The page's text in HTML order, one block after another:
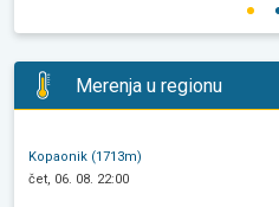
Merenja u regionu
Kopaonik (1713m)
čet, 06. 08. 22:00